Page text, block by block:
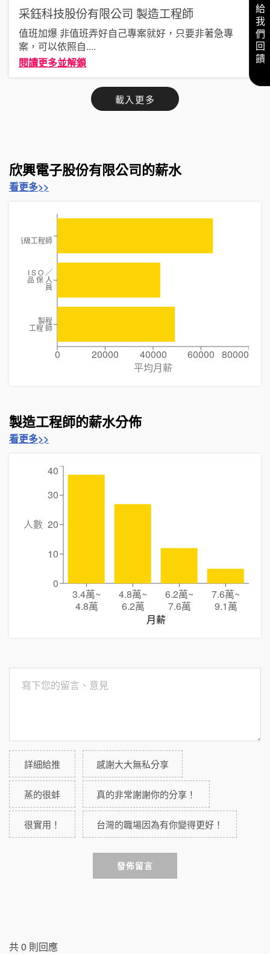
采鈺科技股份有限公司 製造工程師
值班加爆 非值班弄好自己專案就好，只要非著急專
案，可以依照自....
閱讀更多並解鎖
載入更多
欣興電子股份有限公司的薪水
看更多>>
0 20000 40000 60000 80000
平均月薪
製造高級工程師
I S O ╱
品 保 人
員
製程
工程 師
製造工程師的薪水分佈
看更多>>
3.4萬~
4.8萬
4.8萬~
6.2萬
6.2萬~
7.6萬
7.6萬~
9.1萬
月薪
0
10
20
30
40
人數
詳細給推 感謝大大無私分享
蒸的很蚌 真的非常謝謝你的分享！
很實用！ 台灣的職場因為有你變得更好！
發佈留言
共0 則回應
給我們回饋